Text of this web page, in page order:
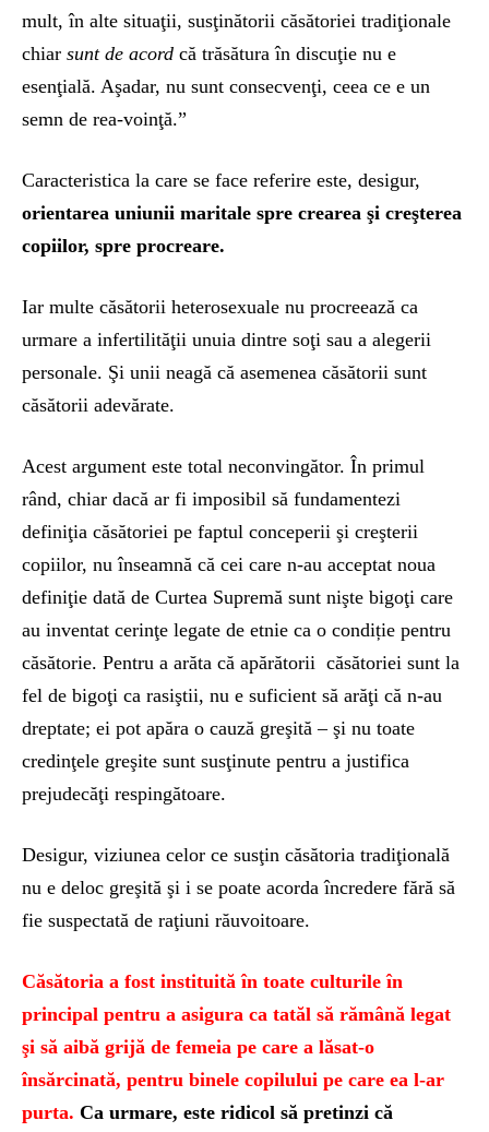
mult, în alte situaţii, susţinătorii căsătoriei tradiţionale
chiar sunt de acord că trăsătura în discuţie nu e
esenţială. Aşadar, nu sunt consecvenţi, ceea ce e un
semn de rea-voinţă.”
Caracteristica la care se face referire este, desigur,
orientarea uniunii maritale spre crearea şi creşterea
copiilor, spre procreare.
Iar multe căsătorii heterosexuale nu procreează ca
urmare a infertilităţii unuia dintre soţi sau a alegerii
personale. Şi unii neagă că asemenea căsătorii sunt
căsătorii adevărate.
Acest argument este total neconvingător. În primul
rând, chiar dacă ar fi imposibil să fundamentezi
definiţia căsătoriei pe faptul conceperii şi creşterii
copiilor, nu înseamnă că cei care n-au acceptat noua
definiţie dată de Curtea Supremă sunt nişte bigoţi care
au inventat cerinţe legate de etnie ca o condiție pentru
căsătorie. Pentru a arăta că apărătorii căsătoriei sunt la
fel de bigoţi ca rasiştii, nu e suficient să arăţi că n-au
dreptate; ei pot apăra o cauză greşită – şi nu toate
credinţele greşite sunt susţinute pentru a justifica
prejudecăţi respingătoare.
Desigur, viziunea celor ce susţin căsătoria tradiţională
nu e deloc greşită şi i se poate acorda încredere fără să
fie suspectată de raţiuni răuvoitoare.
Căsătoria a fost instituită în toate culturile în
principal pentru a asigura ca tatăl să rămână legat
şi să aibă grijă de femeia pe care a lăsat-o
însărcinată, pentru binele copilului pe care ea l-ar
purta. Ca urmare, este ridicol să pretinzi că